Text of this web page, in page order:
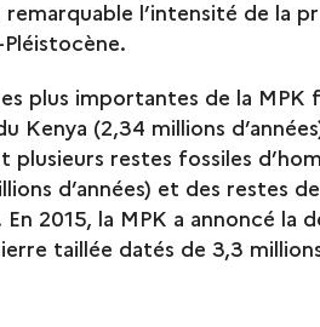
l’intensité de la
plus importantes de la MPK
Kenya (2,34 millions
plusieurs restes fossiles
d’années) et des restes
En 2015, la MPK a annoncé la
taillée datés de 3,3